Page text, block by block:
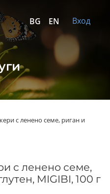
BG EN Вход
с ленено семе, риган и
с ленено семе,
MIGIBI, 100 г